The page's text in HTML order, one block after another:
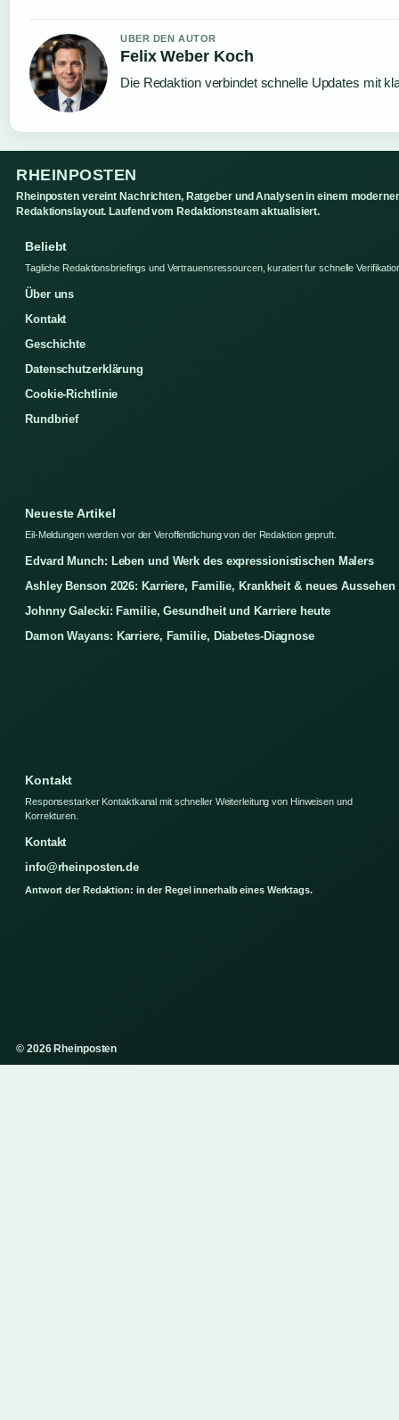
UBER DEN AUTOR
Felix Weber Koch
Die Redaktion verbindet schnelle Updates mit
RHEINPOSTEN
Rheinposten vereint Nachrichten, Ratgeber und Analysen in einem
Redaktionslayout. Laufend vom Redaktionsteam aktualisiert.
Beliebt
Tagliche Redaktionsbriefings und Vertrauensressourcen, kuratiert fur schnelle
Über uns
Kontakt
Geschichte
Datenschutzerklärung
Cookie-Richtlinie
Rundbrief
Neueste Artikel
Eil-Meldungen werden vor der Veroffentlichung von der Redaktion gepruft.
Edvard Munch: Leben und Werk des expressionistischen Malers
Ashley Benson 2026: Karriere, Familie, Krankheit & neues Aussehen
Johnny Galecki: Familie, Gesundheit und Karriere heute
Damon Wayans: Karriere, Familie, Diabetes-Diagnose
Kontakt
Responsestarker Kontaktkanal mit schneller Weiterleitung von Hinweisen und
Korrekturen.
Kontakt
info@rheinposten.de
Antwort der Redaktion: in der Regel innerhalb eines Werktags.
© 2026 Rheinposten